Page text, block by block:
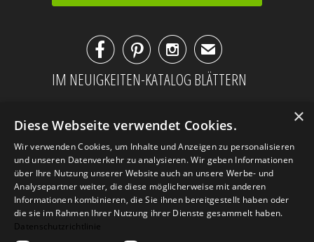
✉
IM NEUIGKEITEN-KATALOG BLÄTTERN
×
Diese Webseite verwendet Cookies.
Wir verwenden Cookies, um Inhalte und Anzeigen zu personalisieren
und unseren Datenverkehr zu analysieren. Wir geben Informationen
über Ihre Nutzung unserer Website auch an unsere Werbe- und
Analysepartner weiter, die diese möglicherweise mit anderen
Informationen kombinieren, die Sie ihnen bereitgestellt haben oder
die sie im Rahmen Ihrer Nutzung ihrer Dienste gesammelt haben.
Datenschutzrichtlinie